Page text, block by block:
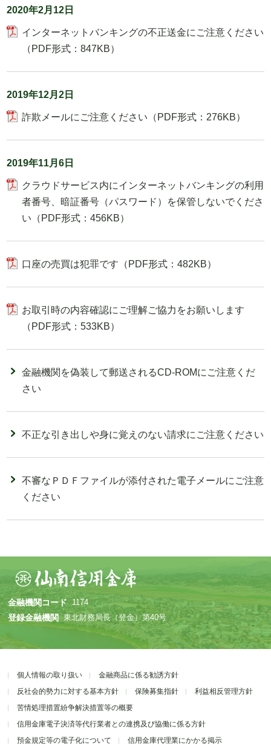
2020年2月12日
インターネットバンキングの不正送金にご注意ください
（PDF形式：847KB）
2019年12月2日
詐欺メールにご注意ください（PDF形式：276KB）
2019年11月6日
クラウドサービス内にインターネットバンキングの利用
者番号、暗証番号（パスワード）を保管しないでくださ
い（PDF形式：456KB）
口座の売買は犯罪です（PDF形式：482KB）
お取引時の内容確認にご理解ご協力をお願いします
（PDF形式：533KB）
金融機関を偽装して郵送されるCD-ROMにご注意くだ
さい
不正な引き出しや身に覚えのない請求にご注意ください
不審なＰＤＦファイルが添付された電子メールにご注意
ください
金融機関コード 1174
登録金融機関 東北財務局長（登金）第40号
個人情報の取り扱い
金融商品に係る勧誘方針
反社会的勢力に対する基本方針
保険募集指針
利益相反管理方針
苦情処理措置紛争解決措置等の概要
信用金庫電子決済等代行業者との連携及び協働に係る方針
預金規定等の電子化について
信用金庫代理業にかかる掲示